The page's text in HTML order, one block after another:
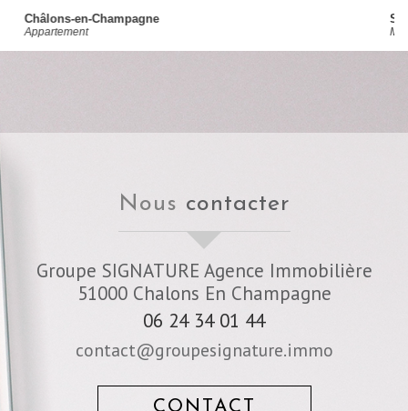
Sarry
nous contacter
Groupe SIGNATURE Agence Immobilière
51000 Chalons En Champagne
06 24 34 01 44
contact@groupesignature.immo
CONTACT